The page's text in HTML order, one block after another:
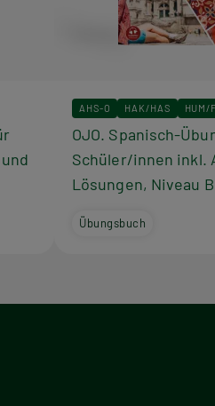
AHS-O HAK/HAS HUM/
OJO. Spanisch-
Schüler/innen inkl.
Lösungen, Niveau
Übungsbuch